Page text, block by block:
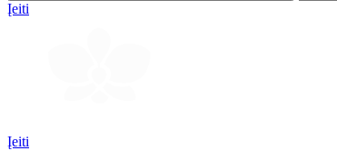
Įeiti
Įeiti